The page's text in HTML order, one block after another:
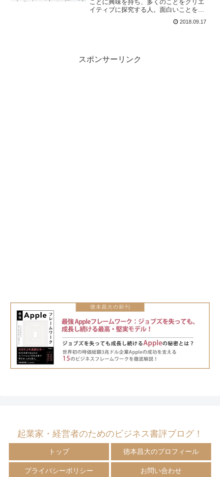
ことに興味を持ち、多くのことをクリエ
イティブに探究する人。面白いことを学
ぶのはそれ自体が楽しいし、そこで得た
多くのスキルにさまざまな状況で助けら
2018.09.17
スポンサーリンク
起業家・経営者のためのビジネス書評ブログ！
トップ 徳本昌大のプロフィール
プライバシーポリシー お問い合わせ